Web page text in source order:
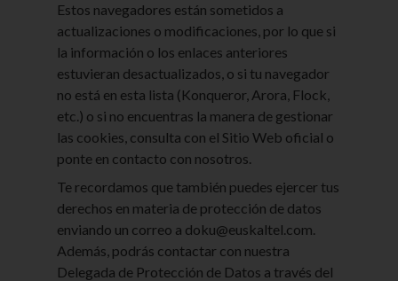
f5avraaaaaaaaaaaaaaaa_session_
Propia
Sesión, Sesión, Sesión
euskaltel.com
OptanonConsent ,nlbi_XXXXXXX,
OptanonAlertBoxClosed,
incap_ses_xxxxxxxxxxxxxxxx
Propia
Estos navegadores están sometidos a
actualizaciones o modificaciones, por lo que si
la información o los enlaces anteriores
estuvieran desactualizados, o si tu navegador
no está en esta lista (Konqueror, Arora, Flock,
etc.) o si no encuentras la manera de gestionar
las cookies, consulta con el Sitio Web oficial o
ponte en contacto con nosotros.
Te recordamos que también puedes ejercer tus
derechos en materia de protección de datos
enviando un correo a doku@euskaltel.com.
Además, podrás contactar con nuestra
Delegada de Protección de Datos a través del